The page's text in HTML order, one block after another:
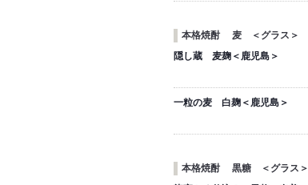
本格焼酎 麦 ＜グラス＞
隠し蔵 麦麹＜鹿児島＞
一粒の麦 白麹＜鹿児島＞
本格焼酎 黒糖 ＜グラス＞